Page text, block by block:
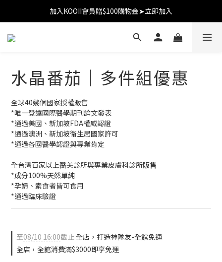
加入KOOII會員贈$100購物金➤立即加入
加入KOOII會員贈$100購物金➤立即加入
全館$3,000免運
水晶番茄｜多件組優惠
全球40幾個國家授權販售
*唯一登讓國際醫學期刊論文發表
*通過美國、新加坡FDA權威認證
*通過澳洲、新加坡衛生局國家許可
*通過各國醫學認證與專業肯定
全台灣百家以上醫美診所與專業皮膚科診所販售
*成分100%天然單純
*孕婦、素食者皆可食用
*通過臨床驗證
至08/10 16:00截止全店，打造神隊友-全館免運
全店，全館消費滿$3000即享免運